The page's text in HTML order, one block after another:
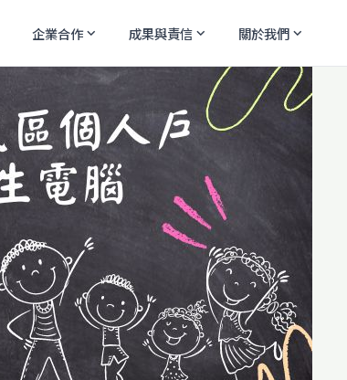
企業合作expand_more 成果與責信expand_more 關於我們expand_more